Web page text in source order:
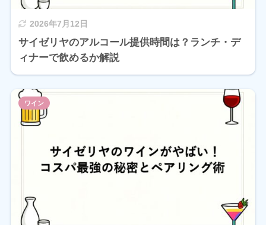
2026年7月12日
サイゼリヤのアルコール提供時間は？ランチ・デ
ィナーで飲めるか解説
ワイン